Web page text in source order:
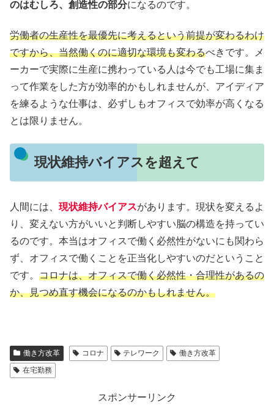
のはむしろ、創造性の部分になるのです。
労働者の生産性を最優先に考えるという前提が変わるわけ
ですから、当然働くのに適切な環境も変わるべきです。メ
ーカーで実際に生産に携わっている人は今でも工場に集ま
って作業をした方が効率的かもしれませんが、アイディア
を練るような仕事は、必ずしもオフィスで効率が高くなる
とは限りません。
現状維持バイアスを超えて
人間には、 現状維持バイアスがあります。現状を変えるよ
り、変えない方がいいと判断しやすい脳の構造を持ってい
るのです。本当はオフィスで働く必然性がないにも関わら
ず、オフィスで働くことを正当化しやすいのだということ
です。 コロナは、オフィスで働く必然性・合理性があるの
か、見つめ直す機会になるのかもしれません。
働き方改革 コロナ テレワーク
働き方改革
在宅勤務
スポンサーリンク